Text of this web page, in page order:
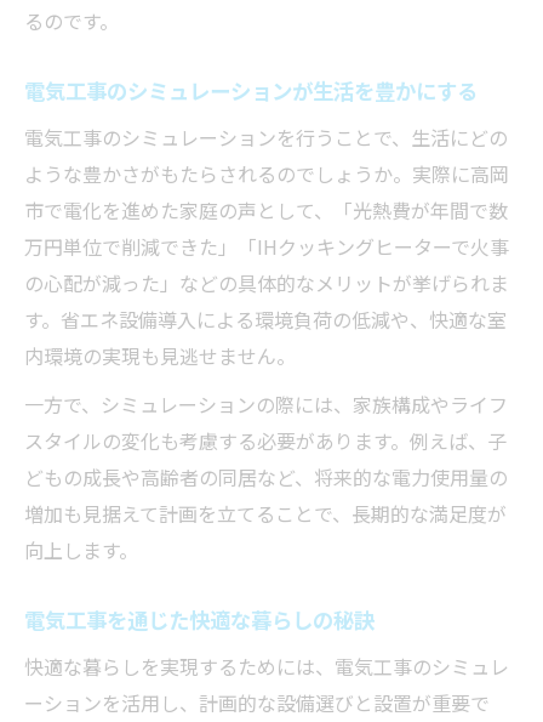
るのです。
電気工事のシミュレーションが生活を豊かにする
電気工事のシミュレーションを行うことで、生活にどの
ような豊かさがもたらされるのでしょうか。実際に高岡
市で電化を進めた家庭の声として、「光熱費が年間で数
万円単位で削減できた」「IHクッキングヒーターで火事
の心配が減った」などの具体的なメリットが挙げられま
す。省エネ設備導入による環境負荷の低減や、快適な室
内環境の実現も見逃せません。
一方で、シミュレーションの際には、家族構成やライフ
スタイルの変化も考慮する必要があります。例えば、子
どもの成長や高齢者の同居など、将来的な電力使用量の
増加も見据えて計画を立てることで、長期的な満足度が
向上します。
電気工事を通じた快適な暮らしの秘訣
快適な暮らしを実現するためには、電気工事のシミュレ
ーションを活用し、計画的な設備選びと設置が重要で